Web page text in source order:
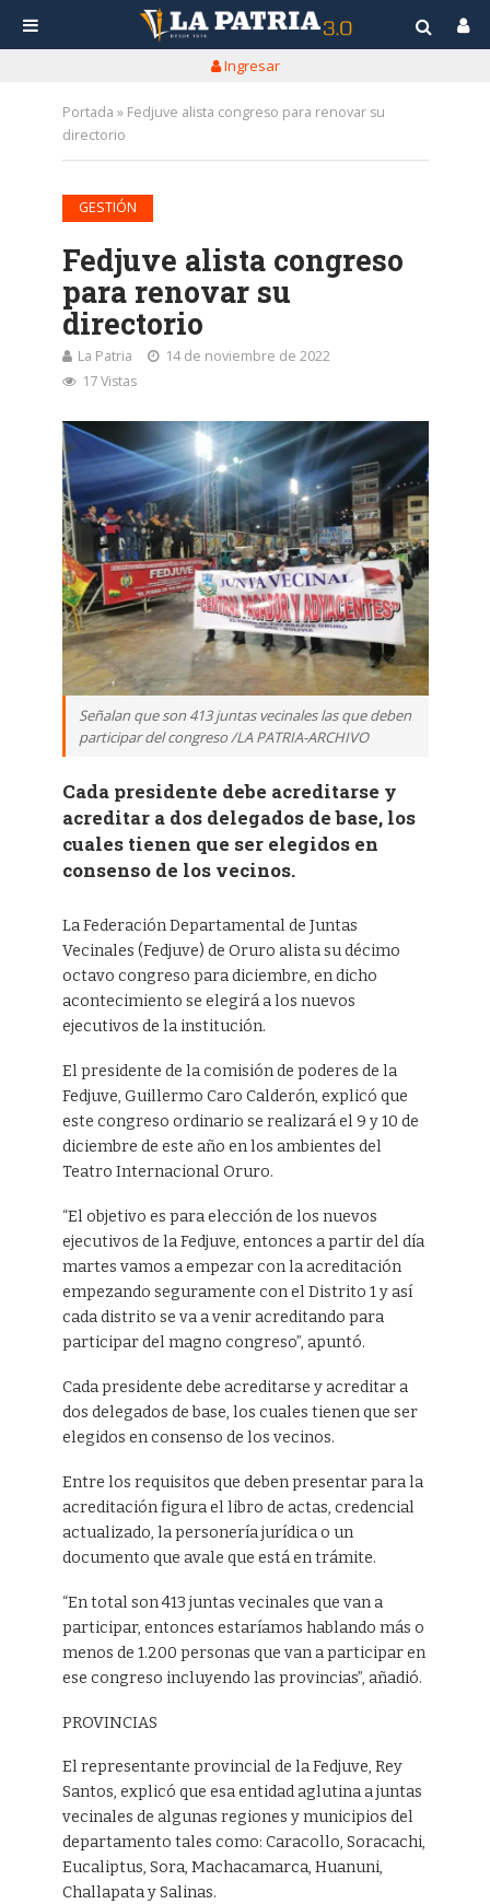
Ingresar
Portada » Fedjuve alista congreso para renovar su
directorio
GESTIÓN
Fedjuve alista congreso
para renovar su
directorio
La Patria
14 de noviembre de 2022
17 Vistas
Señalan que son 413 juntas vecinales las que deben
participar del congreso /LA PATRIA-ARCHIVO
Cada presidente debe acreditarse y
acreditar a dos delegados de base, los
cuales tienen que ser elegidos en
consenso de los vecinos.
La Federación Departamental de Juntas
Vecinales (Fedjuve) de Oruro alista su décimo
octavo congreso para diciembre, en dicho
acontecimiento se elegirá a los nuevos
ejecutivos de la institución.
El presidente de la comisión de poderes de la
Fedjuve, Guillermo Caro Calderón, explicó que
este congreso ordinario se realizará el 9 y 10 de
diciembre de este año en los ambientes del
Teatro Internacional Oruro.
“El objetivo es para elección de los nuevos
ejecutivos de la Fedjuve, entonces a partir del día
martes vamos a empezar con la acreditación
empezando seguramente con el Distrito 1 y así
cada distrito se va a venir acreditando para
participar del magno congreso”, apuntó.
Cada presidente debe acreditarse y acreditar a
dos delegados de base, los cuales tienen que ser
elegidos en consenso de los vecinos.
Entre los requisitos que deben presentar para la
acreditación figura el libro de actas, credencial
actualizado, la personería jurídica o un
documento que avale que está en trámite.
“En total son 413 juntas vecinales que van a
participar, entonces estaríamos hablando más o
menos de 1.200 personas que van a participar en
ese congreso incluyendo las provincias”, añadió.
PROVINCIAS
El representante provincial de la Fedjuve, Rey
Santos, explicó que esa entidad aglutina a juntas
vecinales de algunas regiones y municipios del
departamento tales como: Caracollo, Soracachi,
Eucaliptus, Sora, Machacamarca, Huanuni,
Challapata y Salinas.